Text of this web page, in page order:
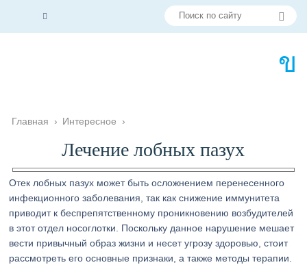
Главная › Интересное ›
Лечение лобных пазух
Отек лобных пазух может быть осложнением перенесенного
инфекционного заболевания, так как снижение иммунитета
приводит к беспрепятственному проникновению возбудителей
в этот отдел носоглотки. Поскольку данное нарушение мешает
вести привычный образ жизни и несет угрозу здоровью, стоит
рассмотреть его основные признаки, а также методы терапии.